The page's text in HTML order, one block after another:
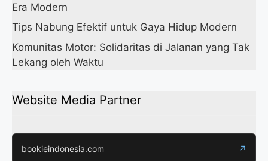
Era Modern
Tips Nabung Efektif untuk Gaya Hidup Modern
Komunitas Motor: Solidaritas di Jalanan yang Tak
Lekang oleh Waktu
Website Media Partner
bookieindonesia.com ↗